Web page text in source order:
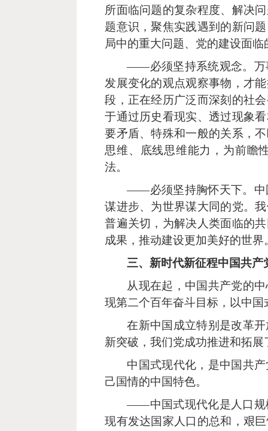
所面临问题的复杂程度、解决
题意识，聚焦实践遇到的新问
局中的重大问题、党的建设面
——必须坚持系统观念。万
发展变化的观点观察事物，才
段，正在经历广泛而深刻的社
于通过历史看现实、透过现象
要矛盾、特殊和一般的关系，
思维、底线思维能力，为前瞻
法。
——必须坚持胸怀天下。中
谋进步、为世界谋大同的党。
普遍关切，为解决人类面临的
成果，推动建设更加美好的世界
三、新时代新征程中国共产
从现在起，中国共产党的
现第二个百年奋斗目标，以中
在新中国成立特别是改革
新突破，我们党成功推进和拓
中国式现代化，是中国共
己国情的中国特色。
——中国式现代化是人口规
现有发达国家人口的总和，艰